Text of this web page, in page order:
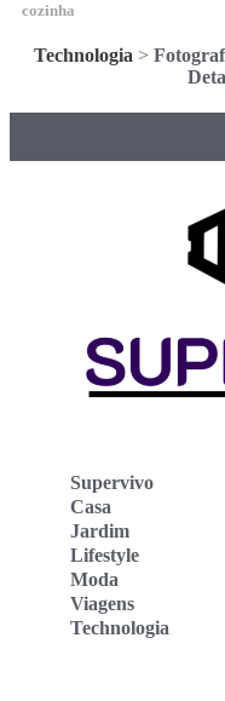
cozinha
Technologia >
Supervivo
Casa
Jardim
Lifestyle
Moda
Viagens
Technologia